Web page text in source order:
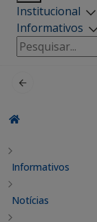
Institucional
Informativos
Pesquisar
por:
Informativos
Notícias